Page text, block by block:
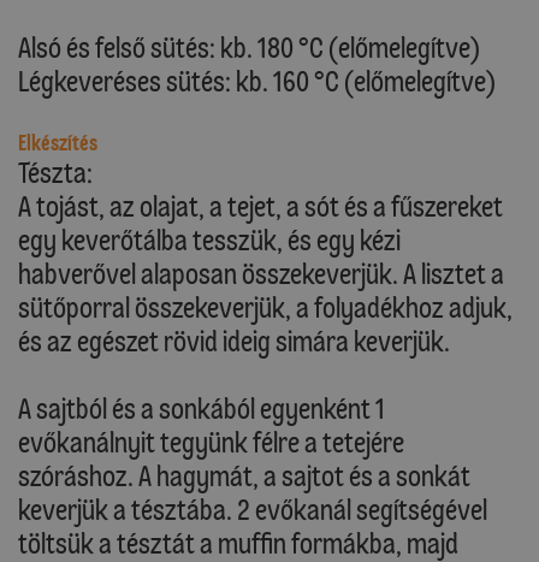
Alsó és felső sütés: kb. 180 °C (előmelegítve)
Légkeveréses sütés: kb. 160 °C (előmelegítve)
Elkészítés
Tészta:
A tojást, az olajat, a tejet, a sót és a fűszereket
egy keverőtálba tesszük, és egy kézi
habverővel alaposan összekeverjük. A lisztet a
sütőporral összekeverjük, a folyadékhoz adjuk,
és az egészet rövid ideig simára keverjük.
A sajtból és a sonkából egyenként 1
evőkanálnyit tegyünk félre a tetejére
szóráshoz. A hagymát, a sajtot és a sonkát
keverjük a tésztába. 2 evőkanál segítségével
töltsük a tésztát a muffin formákba, majd